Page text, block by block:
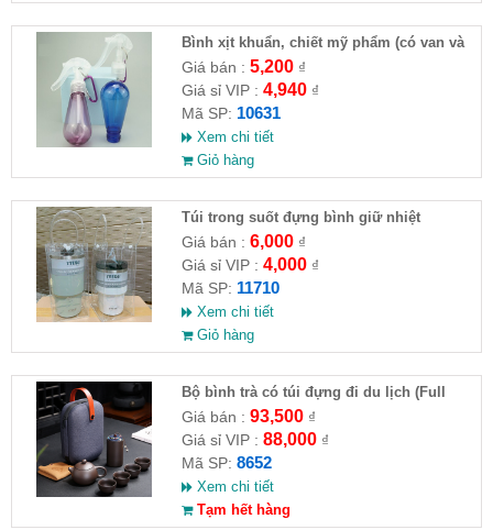
Bình xịt khuẩn, chiết mỹ phẩm (có van và
móc khoá)
Giá bán : 5,200₫
Giá sỉ VIP : 4,940₫
Mã SP: 10631
Xem chi tiết
Giỏ hàng
Túi trong suốt đựng bình giữ nhiệt
2510CM ( HĐ )
Giá bán : 6,000₫
Giá sỉ VIP : 4,000₫
Mã SP: 11710
Xem chi tiết
Giỏ hàng
Bộ bình trà có túi đựng đi du lịch (Full
VAT )
Giá bán : 93,500₫
Giá sỉ VIP : 88,000₫
Mã SP: 8652
Xem chi tiết
Tạm hết hàng